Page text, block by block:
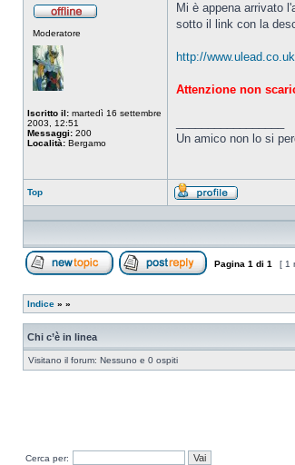
Moderatore
Iscritto il: martedì 16 settembre
2003, 12:51
Messaggi: 200
Località: Bergamo
Mi è appena arrivato
sotto il link con la
http://
Attenzione non
Un amico non lo si
Top
Profilo
Pagina 1 di 1 [ 1
Indice » »
Chi c’è in linea
Visitano il forum: Nessuno e 0 ospiti
Cerca per: